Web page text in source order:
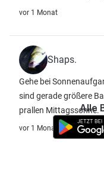
vor 1 Monat
Shaps.
Gehe bei
sind gerade größere
prallen Mittagssonne.
vor 1 Monat
Alle